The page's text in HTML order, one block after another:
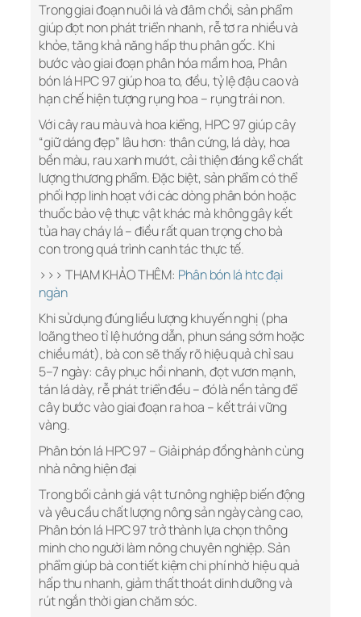
Trong giai đoạn nuôi lá và đâm chồi, sản phẩm
giúp đọt non phát triển nhanh, rễ tơ ra nhiều và
khỏe, tăng khả năng hấp thu phân gốc. Khi
bước vào giai đoạn phân hóa mầm hoa, Phân
bón lá HPC 97 giúp hoa to, đều, tỷ lệ đậu cao và
hạn chế hiện tượng rụng hoa – rụng trái non.
Với cây rau màu và hoa kiểng, HPC 97 giúp cây
“giữ dáng đẹp” lâu hơn: thân cứng, lá dày, hoa
bền màu, rau xanh mướt, cải thiện đáng kể chất
lượng thương phẩm. Đặc biệt, sản phẩm có thể
phối hợp linh hoạt với các dòng phân bón hoặc
thuốc bảo vệ thực vật khác mà không gây kết
tủa hay cháy lá – điều rất quan trọng cho bà
con trong quá trình canh tác thực tế.
>>> THAM KHẢO THÊM: Phân bón lá htc đại
ngàn
Khi sử dụng đúng liều lượng khuyến nghị (pha
loãng theo tỉ lệ hướng dẫn, phun sáng sớm hoặc
chiều mát), bà con sẽ thấy rõ hiệu quả chỉ sau
5–7 ngày: cây phục hồi nhanh, đọt vươn mạnh,
tán lá dày, rễ phát triển đều – đó là nền tảng để
cây bước vào giai đoạn ra hoa – kết trái vững
vàng.
Phân bón lá HPC 97 – Giải pháp đồng hành cùng
nhà nông hiện đại
Trong bối cảnh giá vật tư nông nghiệp biến động
và yêu cầu chất lượng nông sản ngày càng cao,
Phân bón lá HPC 97 trở thành lựa chọn thông
minh cho người làm nông chuyên nghiệp. Sản
phẩm giúp bà con tiết kiệm chi phí nhờ hiệu quả
hấp thu nhanh, giảm thất thoát dinh dưỡng và
rút ngắn thời gian chăm sóc.